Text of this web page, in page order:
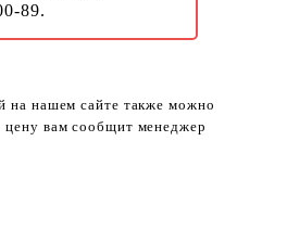
89.
на нашем сайте также можно
цену вам сообщит менеджер